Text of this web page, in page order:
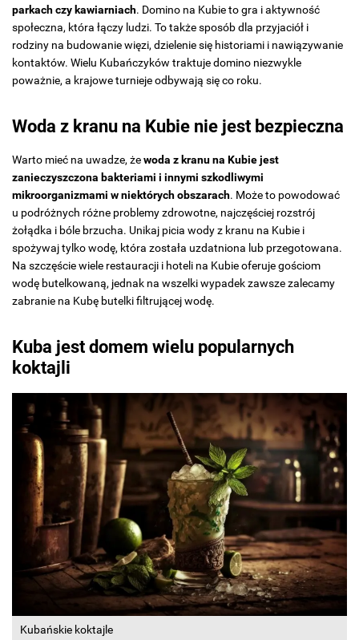
parkach czy kawiarniach. Domino na Kubie to gra i aktywność
społeczna, która łączy ludzi. To także sposób dla przyjaciół i
rodziny na budowanie więzi, dzielenie się historiami i nawiązywanie
kontaktów. Wielu Kubańczyków traktuje domino niezwykle
poważnie, a krajowe turnieje odbywają się co roku.
Woda z kranu na Kubie nie jest bezpieczna
Warto mieć na uwadze, żewoda z kranu na Kubie jest
zanieczyszczona bakteriami i innymi szkodliwymi
mikroorganizmami w niektórych obszarach. Może to powodować
u podróżnych różne problemy zdrowotne, najczęściej rozstrój
żołądka i bóle brzucha. Unikaj picia wody z kranu na Kubie i
spożywaj tylko wodę, która została uzdatniona lub przegotowana.
Na szczęście wiele restauracji i hoteli na Kubie oferuje gościom
wodę butelkowaną, jednak na wszelki wypadek zawsze zalecamy
zabranie na Kubę butelki filtrującej wodę.
Kuba jest domem wielu popularnych
koktajli
Kubańskie koktajle